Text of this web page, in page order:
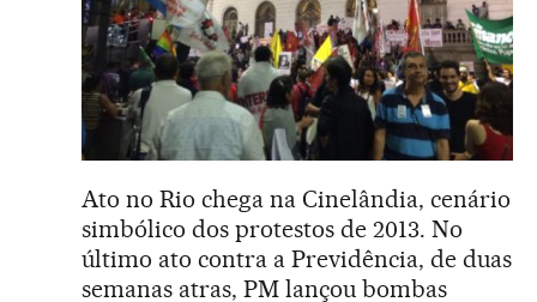
Ato no Rio chega na Cinelândia, cenário
simbólico dos protestos de 2013. No
último ato contra a Previdência, de duas
semanas atras, PM lançou bombas